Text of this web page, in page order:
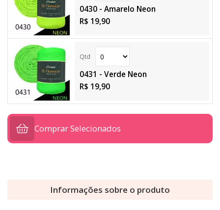
0430 - Amarelo Neon
R$ 19,90
0431 - Verde Neon
R$ 19,90
Comprar Selecionados
Informações sobre o produto